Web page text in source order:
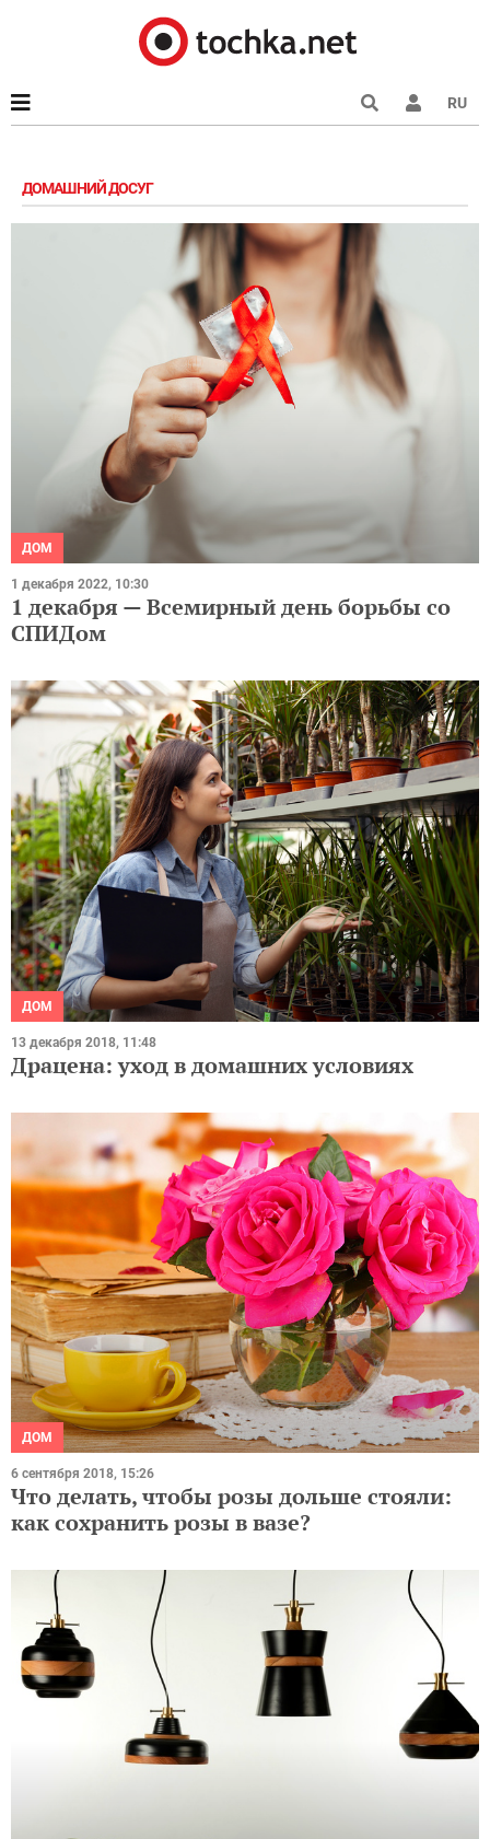
RU
ДОМАШНИЙ ДОСУГ
ДОМ
1 декабря 2022, 10:30
1 декабря — Всемирный день борьбы со
СПИДом
ДОМ
13 декабря 2018, 11:48
Драцена: уход в домашних условиях
ДОМ
6 сентября 2018, 15:26
Что делать, чтобы розы дольше стояли:
как сохранить розы в вазе?